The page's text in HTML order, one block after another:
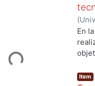
Loading...
(
En
de
Item